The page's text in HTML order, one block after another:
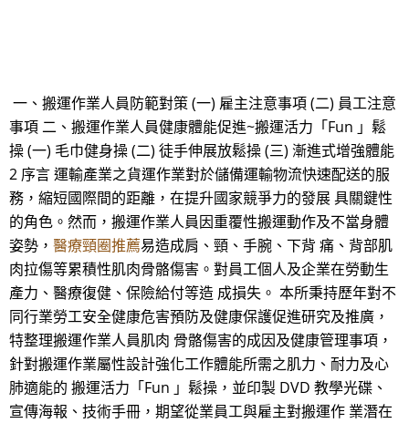
一、搬運作業人員防範對策 (一) 雇主注意事項 (二) 員工注意
事項 二、搬運作業人員健康體能促進~搬運活力「Fun 」鬆
操 (一) 毛巾健身操 (二) 徒手伸展放鬆操 (三) 漸進式增強體能
2 序言 運輸產業之貨運作業對於儲備運輸物流快速配送的服
務，縮短國際間的距離，在提升國家競爭力的發展 具關鍵性
的角色。然而，搬運作業人員因重覆性搬運動作及不當身體
姿勢， 醫療頸圈推薦易造成肩、頸、手腕、下背 痛、背部肌
肉拉傷等累積性肌肉骨骼傷害。對員工個人及企業在勞動生
產力、醫療復健、保險給付等造 成損失。 本所秉持歷年對不
同行業勞工安全健康危害預防及健康保護促進研究及推廣，
特整理搬運作業人員肌肉 骨骼傷害的成因及健康管理事項，
針對搬運作業屬性設計強化工作體能所需之肌力、耐力及心
肺適能的 搬運活力「Fun 」鬆操，並印製 DVD 教學光碟、
宣傳海報、技術手冊，期望從業員工與雇主對搬運作 業潛在